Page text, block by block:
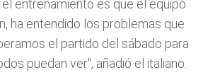
entrenamiento es que el equipo
ha entendido los problemas que
el partido del sábado para
puedan ver", añadió el italiano.